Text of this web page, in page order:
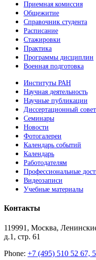
Приемная комиссия
Общежитие
Справочник студента
Расписание
Стажировки
Практика
Программы дисциплин
Военная подготовка
Институты РАН
Научная деятельность
Научные публикации
Диссертационный совет
Семинары
Новости
Фотогалереи
Календарь событий
Календарь
Работодателям
Профессиональные
Видеозаписи
Учебные материалы
Контакты
119991, Москва,
д.1, стр. 61
Phone: +7 (495) 510 52 67,